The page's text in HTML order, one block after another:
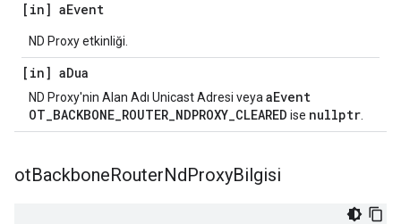
[in] aEvent
ND Proxy etkinliği.
[in] aDua
ND Proxy'nin Alan Adı Unicast Adresi veya aEvent
OT_BACKBONE_ROUTER_NDPROXY_CLEARED ise nullptr
otBackboneRouterNdProxyBilgisi